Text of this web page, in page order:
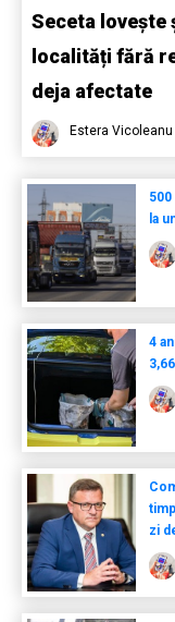
Seceta lovește
localități fără
deja afectate
Estera Vicoleanu
la
4
zi